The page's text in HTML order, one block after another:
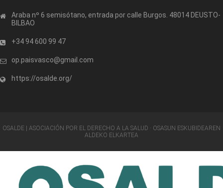
Araba nº 6 semisótano, entrada por calle Burgos. 48014 DEUSTO-
BILBAO
+34 94 600 99 47
op.paisvasco@gmail.com
https://osalde.org/
OSALDE | ASOCIACIÓN POR EL DERECHO A LA SALUD · OSASUN ESKUBIDEAREN
ALDEKO ELKARTEA